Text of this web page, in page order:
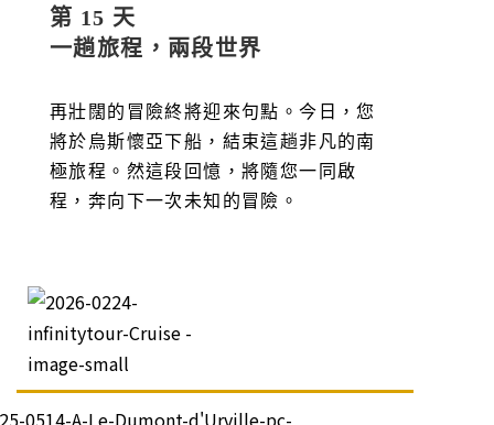
第 15 天
一趟旅程，兩段世界
再壯闊的冒險終將迎來句點。今日，您
將於烏斯懷亞下船，結束這趟非凡的南
極旅程。然這段回憶，將隨您一同啟
程，奔向下一次未知的冒險。